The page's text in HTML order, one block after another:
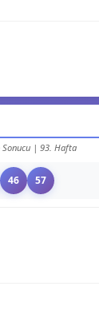
Sonucu | 93. Hafta
46 57